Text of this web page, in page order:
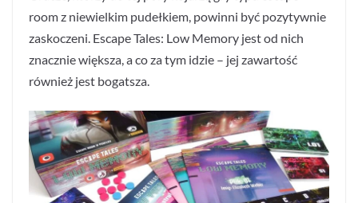
room z niewielkim pudełkiem, powinni być pozytywnie
zaskoczeni. Escape Tales: Low Memory jest od nich
znacznie większa, a co za tym idzie – jej zawartość
również jest bogatsza.